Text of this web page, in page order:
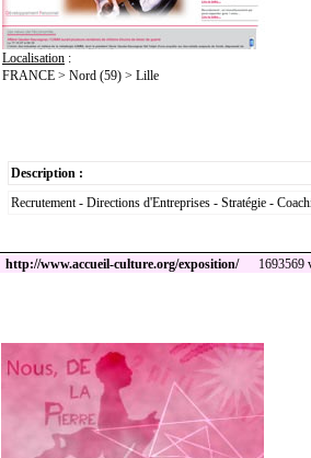
Localisation :
FRANCE > Nord (59) > Lille
Description :
Recrutement - Directions d'Entreprises - Stratégie -
http://www.accueil-culture.org/exposition/1693569